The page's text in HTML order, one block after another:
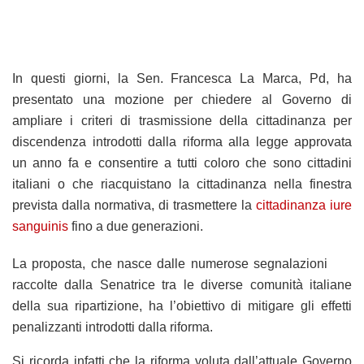
In questi giorni, la Sen. Francesca La Marca, Pd, ha
presentato una mozione per chiedere al Governo di
ampliare i criteri di trasmissione della cittadinanza per
discendenza introdotti dalla riforma alla legge approvata
un anno fa e consentire a tutti coloro che sono cittadini
italiani o che riacquistano la cittadinanza nella finestra
prevista dalla normativa, di trasmettere la cittadinanza iure
sanguinis fino a due generazioni.
La proposta, che nasce dalle numerose segnalazioni
raccolte dalla Senatrice tra le diverse comunità italiane
della sua ripartizione, ha l’obiettivo di mitigare gli effetti
penalizzanti introdotti dalla riforma.
Si ricorda infatti che la riforma voluta dall’attuale Governo